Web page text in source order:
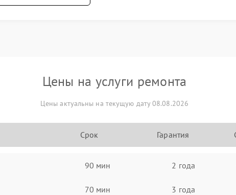
Цены на услуги ремонта
Цены актуальны на текущую дату 08.08.2026
Срок Гарантия
90 мин 2 года
70 мин 3 года